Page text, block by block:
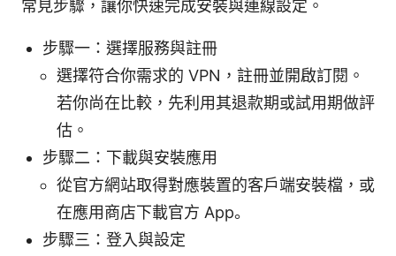
常見步驟，讓你快速完成安裝與連線設定。
步驟一：選擇服務與註冊
選擇符合你需求的 VPN，註冊並開啟訂閱。
若你尚在比較，先利用其退款期或試用期做評
估。
步驟二：下載與安裝應用
從官方網站取得對應裝置的客戶端安裝檔，或
在應用商店下載官方 App。
步驟三：登入與設定